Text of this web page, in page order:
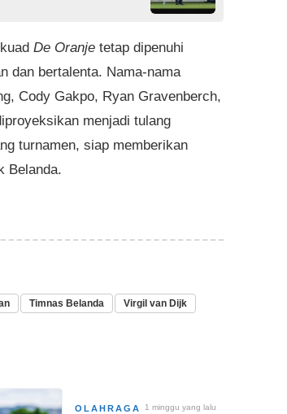
De Oranje tetap dipenuhi
dan bertalenta. Nama-nama
Cody Gakpo, Ryan Gravenberch,
menjadi tulang
turnamen, siap memberikan
Belanda.
Timnas Belanda Virgil van Dijk
OLAHRAGA 1 minggu yang lalu